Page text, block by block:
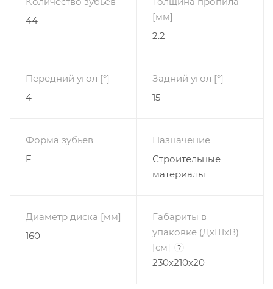
44
[мм]
2.2
Передний угол [°]
4
Задний угол [°]
15
Форма зубьев
F
Назначение
Строительные
материалы
Диаметр диска [мм]
160
Габариты в
упаковке (ДхШхВ)
[cм]
?
230x210x20